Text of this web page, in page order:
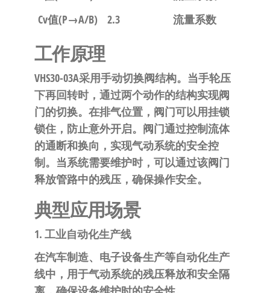
Cv值(P→A/B)
2.3 流量系数
工作原理
VHS30-03A采用手动切换阀结构。当手轮压
下再回转时，通过两个动作的结构实现阀
门的切换。在排气位置，阀门可以用挂锁
锁住，防止意外开启。阀门通过控制流体
的通断和换向，实现气动系统的安全控
制。当系统需要维护时，可以通过该阀门
释放管路中的残压，确保操作安全。
典型应用场景
1. 工业自动化生产线
在汽车制造、电子设备生产等自动化生产
线中，用于气动系统的残压释放和安全隔